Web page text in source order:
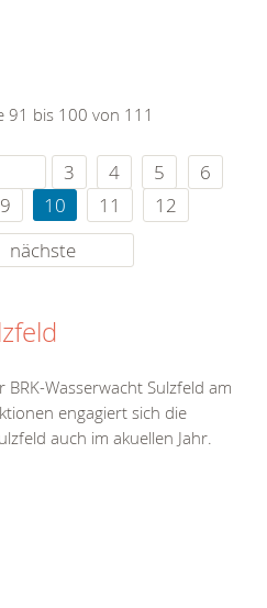
91 bis 100 von 111
3 4 5
6
9 10 11
12
nächste
Wasserwacht Sulzfeld am
engagiert sich die
auch im akuellen Jahr.